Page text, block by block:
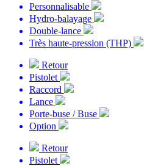
Personnalisable
Hydro-balayage
Double-lance
Très haute-pression (THP)
Retour
Pistolet
Raccord
Lance
Porte-buse / Buse
Option
Retour
Pistolet